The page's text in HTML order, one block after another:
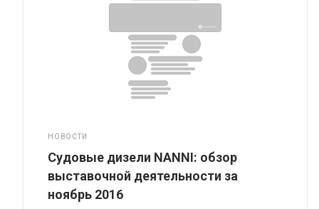
НОВОСТИ
Судовые дизели NANNI: обзор
выставочной деятельности за
ноябрь 2016